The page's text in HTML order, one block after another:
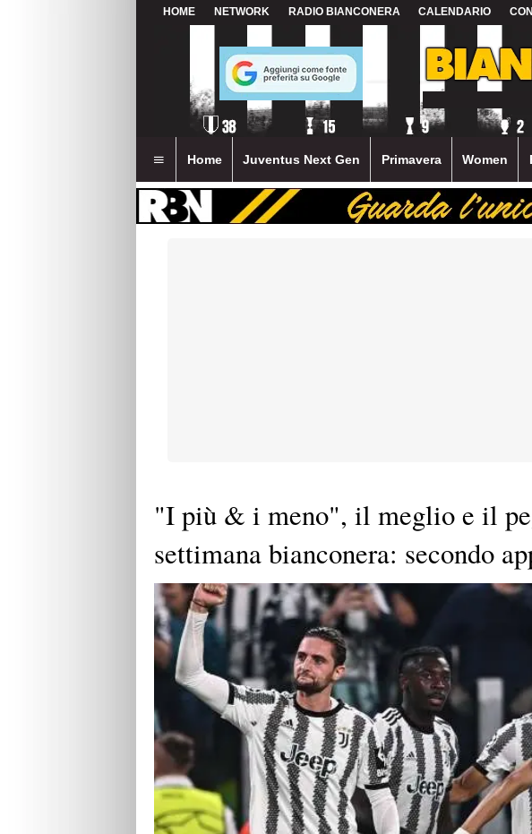
HOME NETWORK RADIO BIANCONERA CALENDARIO
Home Juventus Next Gen Primavera Women
"I più & i meno", il meglio e il
settimana bianconera: secondo